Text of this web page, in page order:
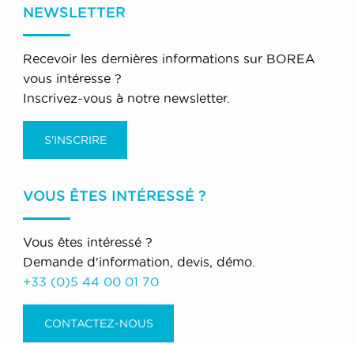
NEWSLETTER
Recevoir les dernières informations sur BOREA
vous intéresse ?
Inscrivez-vous à notre newsletter.
S'INSCRIRE
VOUS ÊTES INTÉRESSÉ ?
Vous êtes intéressé ?
Demande d'information, devis, démo.
+33 (0)5 44 00 01 70
CONTACTEZ-NOUS